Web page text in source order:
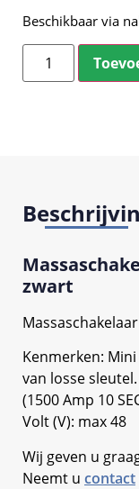
Beschikbaar via
zwart
Kenmerken:
van losse
(1500 Amp 10
Volt (V): max 48
Wij geven u
Neemt u contact